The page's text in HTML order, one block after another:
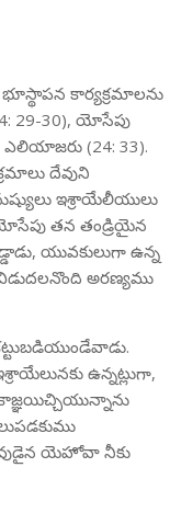
కార్యక్రమాలను
30), యోసేపు
(24: 33).
దేవుని
ఇశ్రాయేలీయులు
తన తండ్రియైన
యువకులుగా ఉన్న
అరణ్యము
ఉన్నట్లుగా,
యెహోవా నీకు